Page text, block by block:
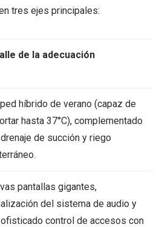
tres ejes principales:
de la adecuación
híbrido de verano (capaz de
hasta 37°C), complementado
de succión y riego
pantallas gigantes,
del sistema de audio y
control de accesos con